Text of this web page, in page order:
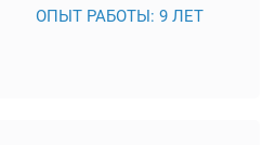
ОПЫТ РАБОТЫ: 9 ЛЕТ